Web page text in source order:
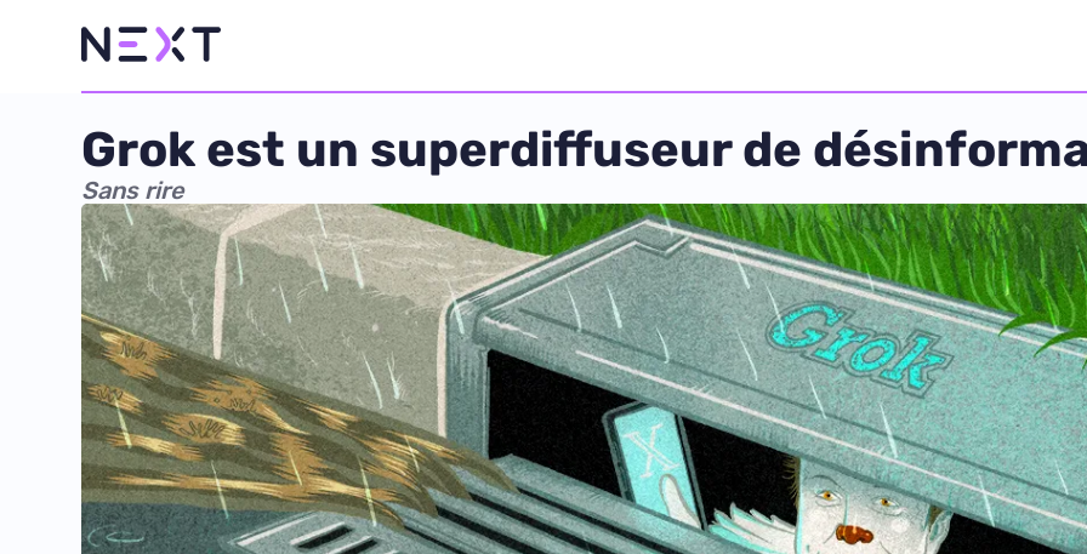
Grok est un superdiffuseur de
Sans rire